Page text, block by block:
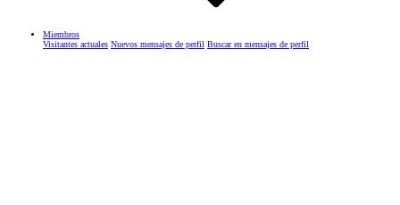
Miembros
Visitantes actuales Nuevos mensajes de perfil Buscar en mensajes de perfil